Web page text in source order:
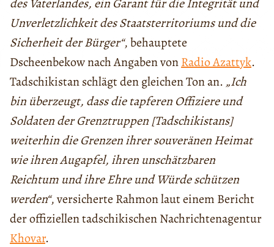
Unverletzlichkeit des Staatsterritoriums und die
Sicherheit der Bürger“, behauptete
Dscheenbekow nach Angaben vonRadio Azattyk.
Tadschikistan schlägt den gleichen Ton an. „Ich
bin überzeugt, dass die tapferen Offiziere und
Soldaten der Grenztruppen [Tadschikistans]
weiterhin die Grenzen ihrer souveränen Heimat
wie ihren Augapfel, ihren unschätzbaren
Reichtum und ihre Ehre und Würde schützen
werden“, versicherte Rahmon laut einem Bericht
der offiziellen tadschikischen Nachrichtenagentur
Khovar.